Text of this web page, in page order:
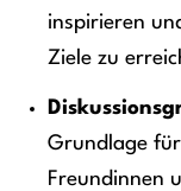
inspirieren
Ziele zu
Grundlage
Freundinnen